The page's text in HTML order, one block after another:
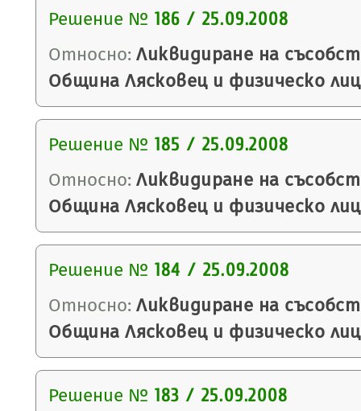
Решение № 186 / 25.09.2008
Относно: Ликвидиране на
Община Лясковец и физическо
Решение № 185 / 25.09.2008
Относно: Ликвидиране на
Община Лясковец и физическо
Решение № 184 / 25.09.2008
Относно: Ликвидиране на
Община Лясковец и физическо
Решение № 183 / 25.09.2008